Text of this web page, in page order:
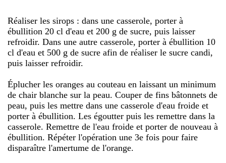
Réaliser les sirops : dans une casserole, porter à
ébullition 20 cl d'eau et 200 g de sucre, puis laisser
refroidir. Dans une autre casserole, porter à ébullition 10
cl d'eau et 500 g de sucre afin de réaliser le sucre candi,
puis laisser refroidir.
Éplucher les oranges au couteau en laissant un minimum
de chair blanche sur la peau. Couper de fins bâtonnets de
peau, puis les mettre dans une casserole d'eau froide et
porter à ébullition. Les égoutter puis les remettre dans la
casserole. Remettre de l'eau froide et porter de nouveau à
ébullition. Répéter l'opération une 3e fois pour faire
disparaître l'amertume de l'orange.